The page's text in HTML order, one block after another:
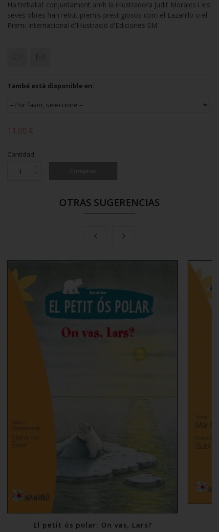
Ha treballat conjuntament amb la il·lustradora Judit Morales i les
seves obres han rebut premis prestigiosos com el Lazarillo o el
Premi Internacional d'Il·lustració d'Ediciones SM.
També està disponible en:
11,00 €
Cantidad
OTRAS SUGERENCIAS
El petit ós polar: On vas, Lars?